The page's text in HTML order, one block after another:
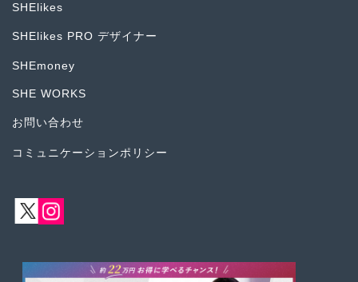
SHElikes
SHElikes PRO デザイナー
SHEmoney
SHE WORKS
お問い合わせ
コミュニケーションポリシー